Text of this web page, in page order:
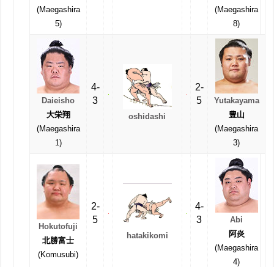
(Maegashira
5)
(Maegashira
8)
Daieisho
大栄翔
(Maegashira
1)
4-
3
oshidashi
2-
5
Yutakayama
豊山
(Maegashira
3)
Hokutofuji
北勝富士
(Komusubi)
2-
5
hatakikomi
4-
3
Abi
阿炎
(Maegashira
4)